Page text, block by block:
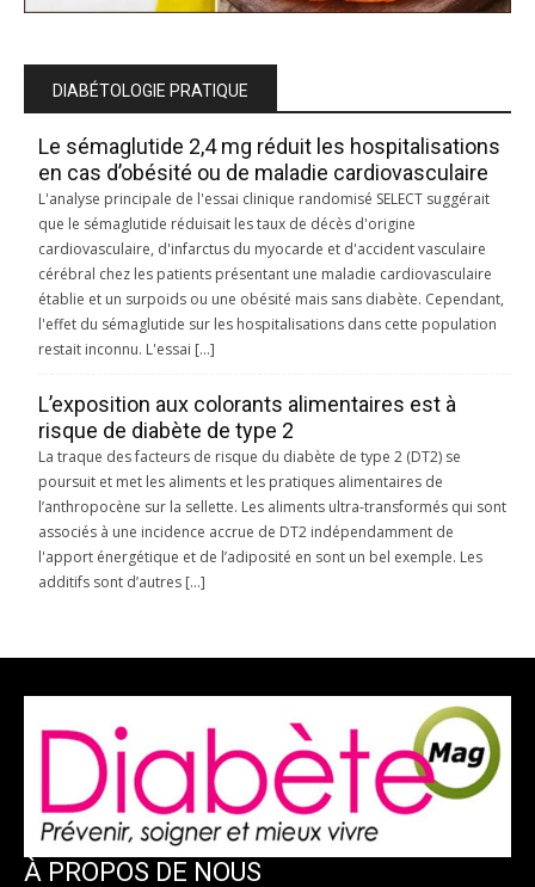
DIABÉTOLOGIE PRATIQUE
Le sémaglutide 2,4 mg réduit les hospitalisations
en cas d’obésité ou de maladie cardiovasculaire
L'analyse principale de l'essai clinique randomisé SELECT suggérait
que le sémaglutide réduisait les taux de décès d'origine
cardiovasculaire, d'infarctus du myocarde et d'accident vasculaire
cérébral chez les patients présentant une maladie cardiovasculaire
établie et un surpoids ou une obésité mais sans diabète. Cependant,
l'effet du sémaglutide sur les hospitalisations dans cette population
restait inconnu. L'essai […]
L’exposition aux colorants alimentaires est à
risque de diabète de type 2
La traque des facteurs de risque du diabète de type 2 (DT2) se
poursuit et met les aliments et les pratiques alimentaires de
l’anthropocène sur la sellette. Les aliments ultra-transformés qui sont
associés à une incidence accrue de DT2 indépendamment de
l'apport énergétique et de l’adiposité en sont un bel exemple. Les
additifs sont d’autres […]
À PROPOS DE NOUS